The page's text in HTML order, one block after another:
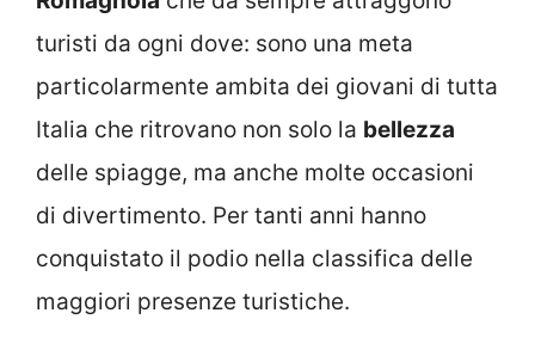
turisti da ogni dove: sono una meta
particolarmente ambita dei giovani di tutta
Italia che ritrovano non solo la bellezza
delle spiagge, ma anche molte occasioni
di divertimento. Per tanti anni hanno
conquistato il podio nella classifica delle
maggiori presenze turistiche.